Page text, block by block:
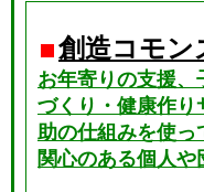
創造コモン
お年寄りの支援、
づくり・健康作り
助の仕組みを使っ
関心のある個人や